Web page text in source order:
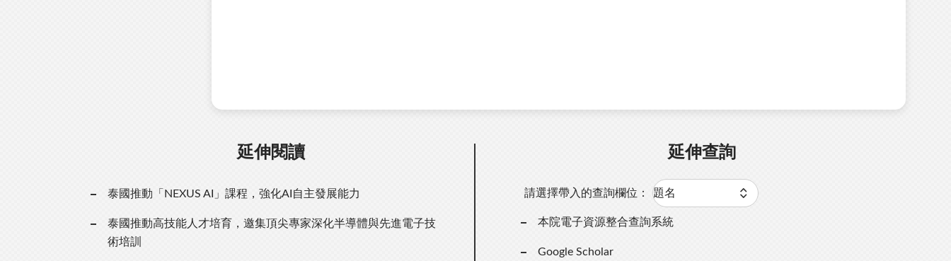
延伸閱讀
泰國推動「NEXUS AI」課程，強化AI自主發展能力
泰國推動高技能人才培育，邀集頂尖專家深化半導體與先進電子技
術培訓
延伸查詢
請選擇帶入的查詢欄位：
本院電子資源整合查詢系統
Google Scholar